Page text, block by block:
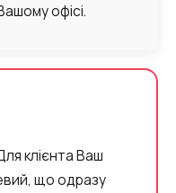
офісі.
клієнта Ваш
що одразу